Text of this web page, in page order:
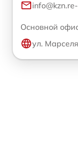
Основной
ул.